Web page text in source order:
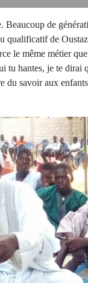
de
de
le même métier
tu hantes, je te
du savoir aux